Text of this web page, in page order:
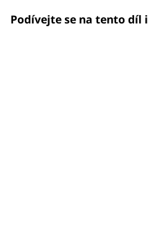
Podívejte se na tento díl